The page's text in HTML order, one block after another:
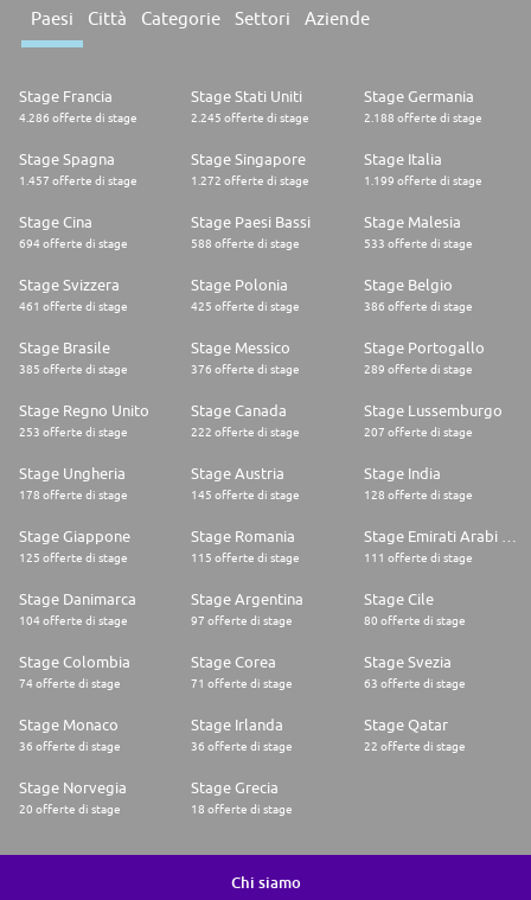
Paesi Città Categorie Settori Aziende
Stage Francia
4.286 offerte di stage
Stage Stati Uniti
2.245 offerte di stage
Stage Germania
2.188 offerte di stage
Stage Spagna
1.457 offerte di stage
Stage Singapore
1.272 offerte di stage
Stage Italia
1.199 offerte di stage
Stage Cina
694 offerte di stage
Stage Paesi Bassi
588 offerte di stage
Stage Malesia
533 offerte di stage
Stage Svizzera
461 offerte di stage
Stage Polonia
425 offerte di stage
Stage Belgio
386 offerte di stage
Stage Brasile
385 offerte di stage
Stage Messico
376 offerte di stage
Stage Portogallo
289 offerte di stage
Stage Regno Unito
253 offerte di stage
Stage Canada
222 offerte di stage
Stage Lussemburgo
207 offerte di stage
Stage Ungheria
178 offerte di stage
Stage Austria
145 offerte di stage
Stage India
128 offerte di stage
Stage Giappone
125 offerte di stage
Stage Romania
115 offerte di stage 111 offerte di stage
Stage Danimarca
104 offerte di stage
Stage Argentina
97 offerte di stage
Stage Cile
80 offerte di stage
Stage Colombia
74 offerte di stage
Stage Corea
71 offerte di stage
Stage Svezia
63 offerte di stage
Stage Monaco
36 offerte di stage
Stage Irlanda
36 offerte di stage
Stage Qatar
22 offerte di stage
Stage Norvegia
20 offerte di stage
Stage Grecia
18 offerte di stage
Chi siamo